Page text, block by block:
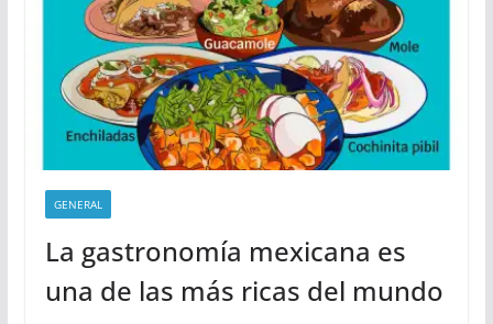
GENERAL
La gastronomía mexicana es
una de las más ricas del mundo